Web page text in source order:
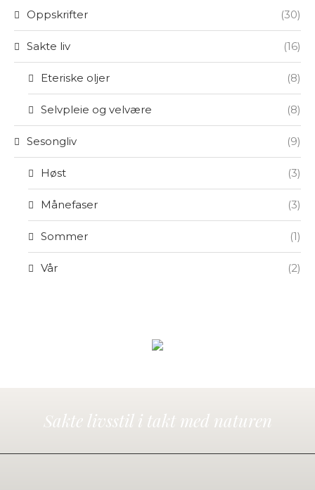
Oppskrifter (30)
Sakte liv (16)
Eteriske oljer (8)
Selvpleie og velvære (8)
Sesongliv (9)
Høst (3)
Månefaser (3)
Sommer (1)
Vår (2)
Sakte livsstil i takt med naturen